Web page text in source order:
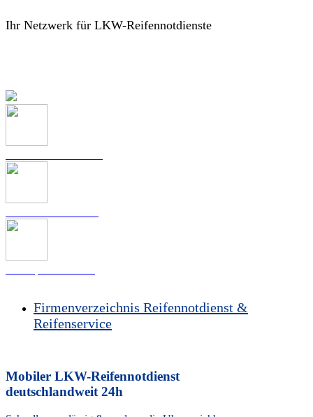
Ihr Netzwerk für LKW-Reifennotdienste
Firmenverzeichnis Reifennotdienst &
Reifenservice
Mobiler LKW-Reifennotdienst
deutschlandweit 24h